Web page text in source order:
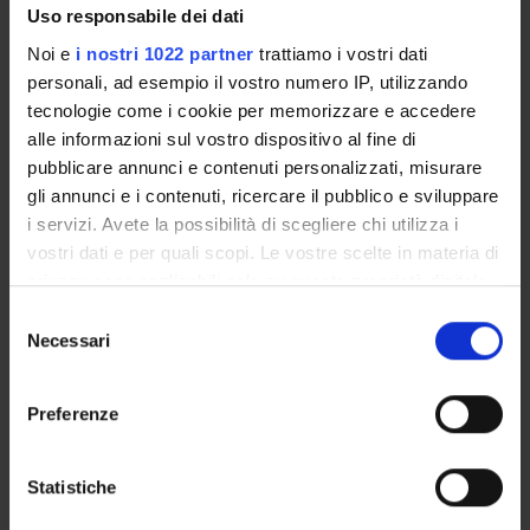
Uso responsabile dei dati
Noi e i nostri 1022 partner trattiamo i vostri dati
personali, ad esempio il vostro numero IP, utilizzando
tecnologie come i cookie per memorizzare e accedere
alle informazioni sul vostro dispositivo al fine di
pubblicare annunci e contenuti personalizzati, misurare
gli annunci e i contenuti, ricercare il pubblico e sviluppare
i servizi. Avete la possibilità di scegliere chi utilizza i
vostri dati e per quali scopi. Le vostre scelte in materia di
privacy sono applicabili solo su questa proprietà digitale
modificare o revocare il proprio consenso in qualsiasi
momento dalla Dichiarazione sui cookie o facendo clic
raccogliere informazioni sulla tua posizione
geografica, con un'approssimazione di qualche
delNecessari
Preferenze
Statistiche
Componente
Veronica Azzari
Componente
Componente
Greta Calabrese
Elisa Spiller
Componente
SEDUTE E VERBALI